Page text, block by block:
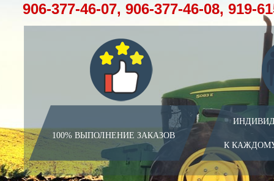
100% ВЫПОЛНЕНИЕ ЗАКАЗОВ
К
906-377-46-07, 906-377-46-08, 919-